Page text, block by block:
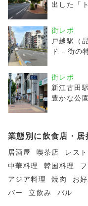
出した「
街レポ
戸越駅（
ド - 街の
街レポ
新江古田
豊かな公
業態別に飲食店・居
居酒屋 喫茶店 レス
中華料理
韓国料理
アジア料理
焼肉 お
バー
立飲み バル